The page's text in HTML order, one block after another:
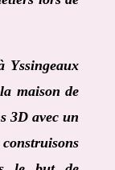
Yssingeaux
maison de
3D avec un